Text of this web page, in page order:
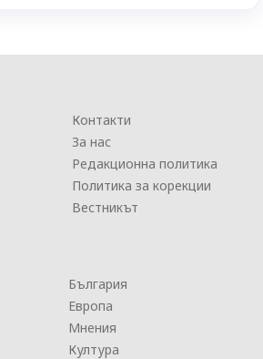
Контакти
За нас
Редакционна политика
Политика за корекции
Вестникът
България
Европа
Мнения
Култура